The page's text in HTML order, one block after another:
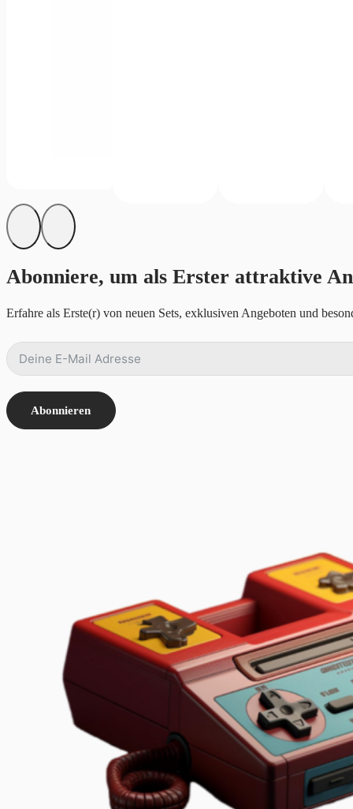
Abonniere, um als Erster attraktive
Erfahre als Erste(r) von neuen Sets, exklusiven Angeboten und
Abonnieren